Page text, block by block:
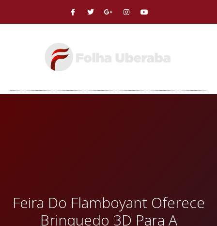
Feira Do Flamboyant Oferece
Brinquedo 3D Para A